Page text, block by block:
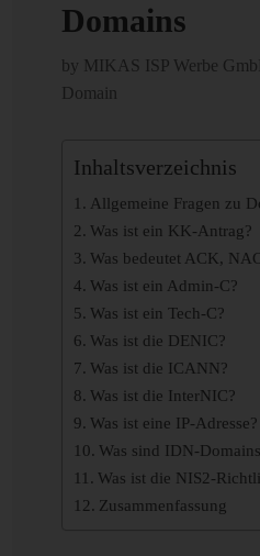
Domains
by MIKAS ISP Werbe
Domain
Inhaltsverzeichnis
Allgemeine Fragen zu
Was ist ein KK-Antrag?
Was bedeutet ACK,
Was ist ein Admin-C?
Was ist ein Tech-C?
Was ist die DENIC?
Was ist die ICANN?
Was ist die InterNIC?
Was ist eine IP-Adresse?
Was sind IDN-
Was ist die NIS2-
Zusammenfassung